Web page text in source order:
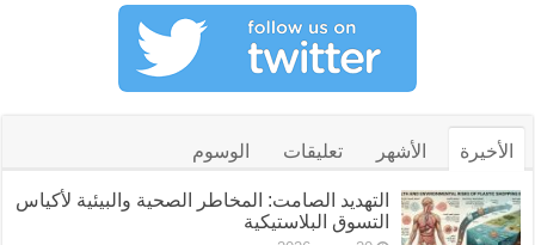
الأخيرة الأشهر تعليقات الوسوم
التهديد الصامت: المخاطر الصحية والبيئية لأكياس
التسوق البلاستيكية